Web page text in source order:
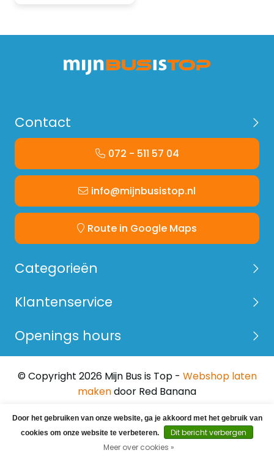
Contact
072 - 511 57 04
info@mijnbusistop.nl
Route in Google Maps
Categorieën
Klantenservice
Openings hours
© Copyright 2026 Mijn Bus is Top - Webshop laten
makendoor Red Banana
Door het gebruiken van onze website, ga je akkoord met het gebruik van
cookies om onze website te verbeteren.
Dit bericht verbergen
Meer over cookies »